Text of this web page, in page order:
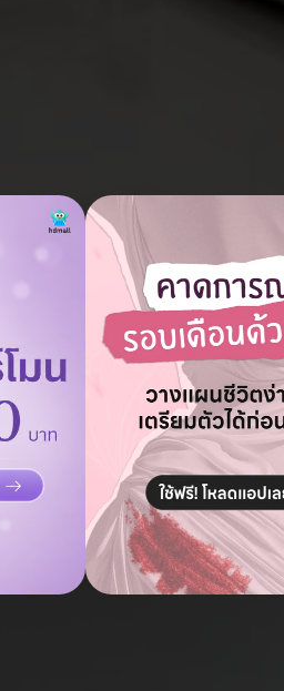
ให้ดูกระจ่างใส 5 ครั้ง
ถามแอดมิน ฟรี!